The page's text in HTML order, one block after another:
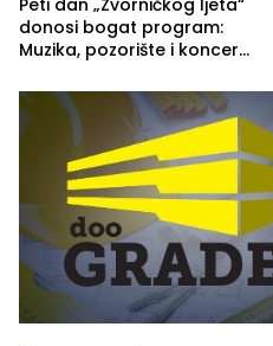
donosi bogat program:
Muzika, pozorište i koncert